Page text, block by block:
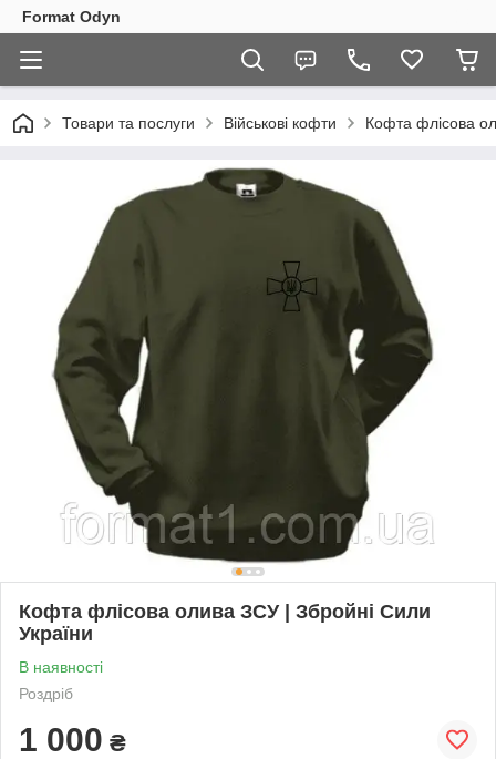
Format Odyn
Товари та послуги Військові кофти Кофта флісова
Кофта флісова олива ЗСУ | Збройні Сили
України
В наявності
Роздріб
1 000 ₴